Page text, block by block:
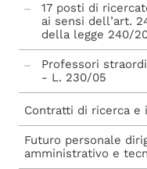
17 posti di
ai sensi dell’art.
della legge 240/
Professori
- L. 230/05
Abilitazione
Contratti di ricerca e
Contratti di
Legge n. 240/2010
Futuro personale
amministrativo e